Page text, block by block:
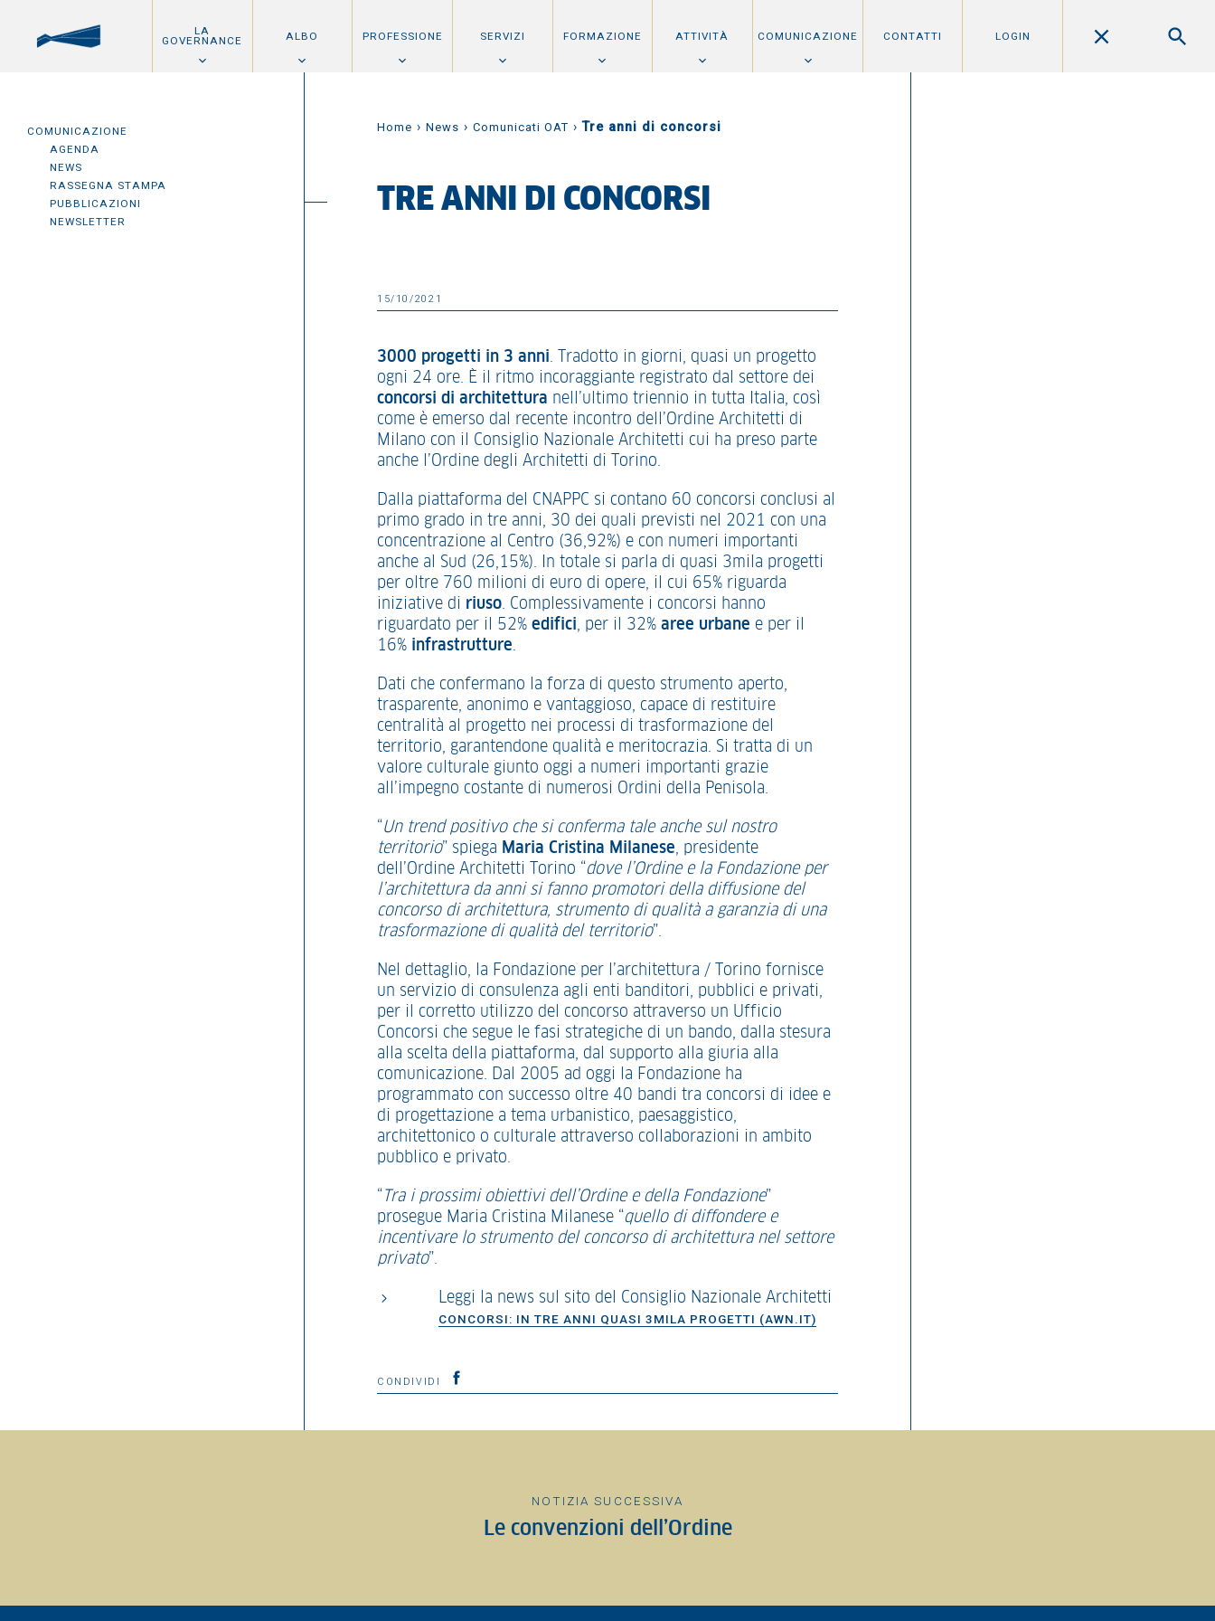
LA
GOVERNANCE ALBO PROFESSIONE SERVIZI FORMAZIONE ATTIVITÀ COMUNICAZIONE CONTATTI LOGIN
COMUNICAZIONE
AGENDA
NEWS
RASSEGNA STAMPA
PUBBLICAZIONI
NEWSLETTER
Home › News › Comunicati OAT ›Tre anni di concorsi
TRE ANNI DI CONCORSI
15/10/2021
3000 progetti in 3 anni. Tradotto in giorni, quasi un progetto
ogni 24 ore. È il ritmo incoraggiante registrato dal settore dei
concorsi di architettura nell’ultimo triennio in tutta Italia, così
come è emerso dal recente incontro dell’Ordine Architetti di
Milano con il Consiglio Nazionale Architetti cui ha preso parte
anche l’Ordine degli Architetti di Torino.
Dalla piattaforma del CNAPPC si contano 60 concorsi conclusi al
primo grado in tre anni, 30 dei quali previsti nel 2021 con una
concentrazione al Centro (36,92%) e con numeri importanti
anche al Sud (26,15%). In totale si parla di quasi 3mila progetti
per oltre 760 milioni di euro di opere, il cui 65% riguarda
iniziative di riuso. Complessivamente i concorsi hanno
riguardato per il 52% edifici, per il 32% aree urbane e per il
16% infrastrutture.
Dati che confermano la forza di questo strumento aperto,
trasparente, anonimo e vantaggioso, capace di restituire
centralità al progetto nei processi di trasformazione del
territorio, garantendone qualità e meritocrazia. Si tratta di un
valore culturale giunto oggi a numeri importanti grazie
all’impegno costante di numerosi Ordini della Penisola.
“Un trend positivo che si conferma tale anche sul nostro
territorio” spiega Maria Cristina Milanese, presidente
dell’Ordine Architetti Torino “dove l’Ordine e la Fondazione per
l’architettura da anni si fanno promotori della diffusione del
concorso di architettura, strumento di qualità a garanzia di una
trasformazione di qualità del territorio”.
Nel dettaglio, la Fondazione per l’architettura / Torino fornisce
un servizio di consulenza agli enti banditori, pubblici e privati,
per il corretto utilizzo del concorso attraverso un Ufficio
Concorsi che segue le fasi strategiche di un bando, dalla stesura
alla scelta della piattaforma, dal supporto alla giuria alla
comunicazione. Dal 2005 ad oggi la Fondazione ha
programmato con successo oltre 40 bandi tra concorsi di idee e
di progettazione a tema urbanistico, paesaggistico,
architettonico o culturale attraverso collaborazioni in ambito
pubblico e privato.
“ Tra i prossimi obiettivi dell’Ordine e della Fondazione”
prosegue Maria Cristina Milanese “quello di diffondere e
incentivare lo strumento del concorso di architettura nel settore
privato”.
Leggi la news sul sito del Consiglio Nazionale Architetti
CONCORSI: IN TRE ANNI QUASI 3MILA PROGETTI (AWN.IT)
CONDIVIDI
NOTIZIA SUCCESSIVA
Le convenzioni dell’Ordine